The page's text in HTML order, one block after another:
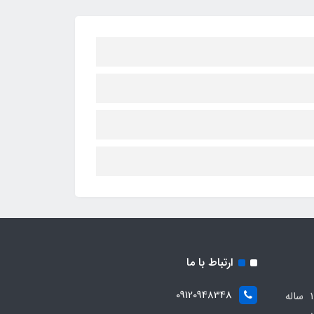
مجموعه مهدی اسپرت باسابقه 10 ساله
ارتباط با ما
09120948348